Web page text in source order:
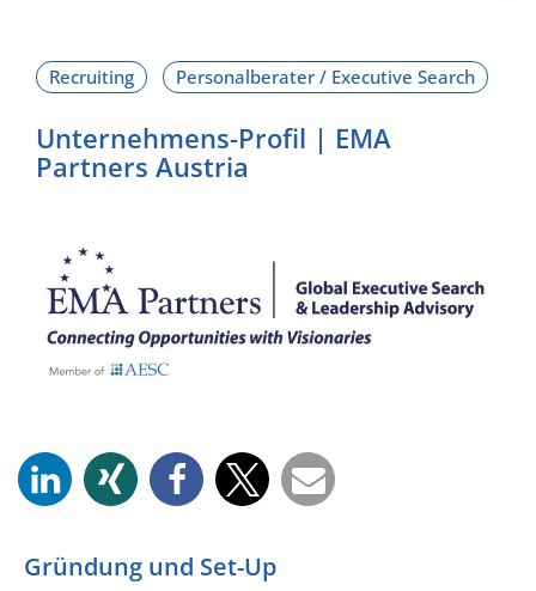
Unternehmens-Profil | EMA
Partners Austria
Gründung und Set-Up